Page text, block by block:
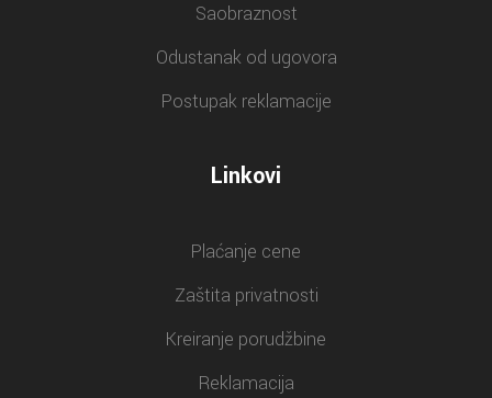
Saobraznost
Odustanak od ugovora
Postupak reklamacije
Linkovi
Plaćanje cene
Zaštita privatnosti
Kreiranje porudžbine
Reklamacija